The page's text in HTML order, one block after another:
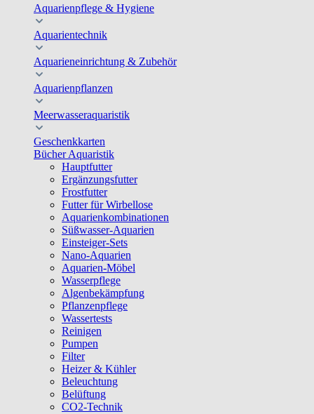
Aquarienpflege & Hygiene
Aquarientechnik
Aquarieneinrichtung & Zubehör
Aquarienpflanzen
Meerwasseraquaristik
Geschenkkarten
Bücher Aquaristik
Hauptfutter
Ergänzungsfutter
Frostfutter
Futter für Wirbellose
Aquarienkombinationen
Süßwasser-Aquarien
Einsteiger-Sets
Nano-Aquarien
Aquarien-Möbel
Wasserpflege
Algenbekämpfung
Pflanzenpflege
Wassertests
Reinigen
Pumpen
Filter
Heizer & Kühler
Beleuchtung
Belüftung
CO2-Technik